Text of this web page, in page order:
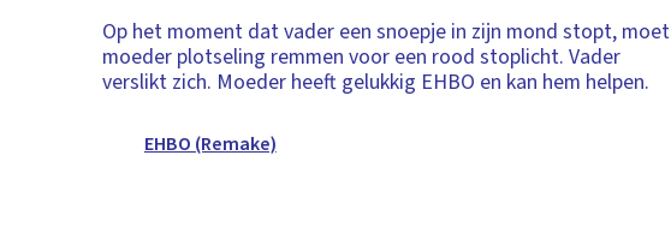
Op het moment dat vader een snoepje in zijn mond stopt, moet
moeder plotseling remmen voor een rood stoplicht. Vader
verslikt zich. Moeder heeft gelukkig EHBO en kan hem helpen.
EHBO (Remake)